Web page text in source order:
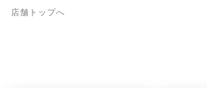
店舗トップへ